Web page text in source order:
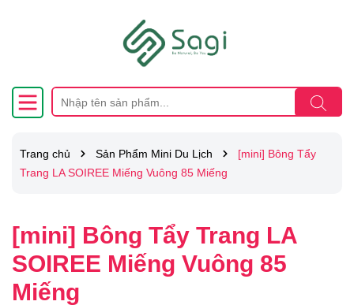
Trang chủ Sản Phẩm Mini Du Lịch
[mini] Bông Tẩy
Trang LA SOIREE Miếng Vuông 85 Miếng
[mini] Bông Tẩy Trang LA
SOIREE Miếng Vuông 85
Miếng